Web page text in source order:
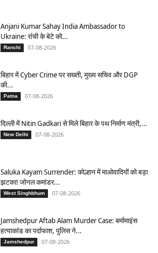
Anjani Kumar Sahay India Ambassador to
Ukraine: रांची के बेटे को...
Ranchi 07-08-2026
बिहार में Cyber Crime पर सख्ती, मुख्य सचिव और DGP
की...
Patna 07-08-2026
दिल्ली में Nitin Gadkari से मिले बिहार के पथ निर्माण मंत्री,...
New Delhi 07-08-2026
Saluka Kayam Surrender: कोल्हान में माओवादियों को बड़ा
झटका! जोनल कमांडर...
West Singhbhum 07-08-2026
Jamshedpur Aftab Alam Murder Case: बर्मामाइंस
हत्याकांड का पर्दाफाश, पुलिस ने...
Jamshedpur 07-08-2026